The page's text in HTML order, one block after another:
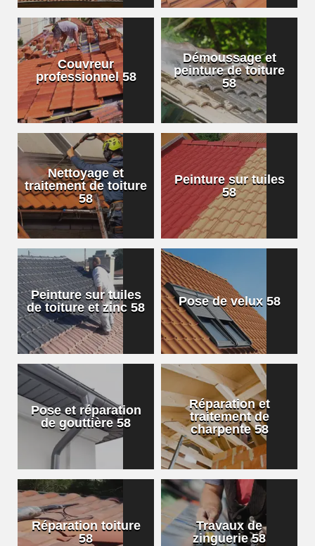
Couvreur
professionnel 58
Démoussage et
peinture de toiture
58
Nettoyage et
traitement de toiture
58
Peinture sur tuiles
58
Peinture sur tuiles
de toiture et zinc 58
Pose de velux 58
Pose et réparation
de gouttière 58
Réparation et
traitement de
charpente 58
Réparation toiture
58
Travaux de
zinguerie 58